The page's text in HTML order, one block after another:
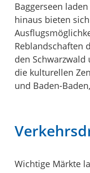
Baggerseen
hinaus bieten
Reblandschaften
den
die kulturellen
und Baden-
Wichtige Märkte